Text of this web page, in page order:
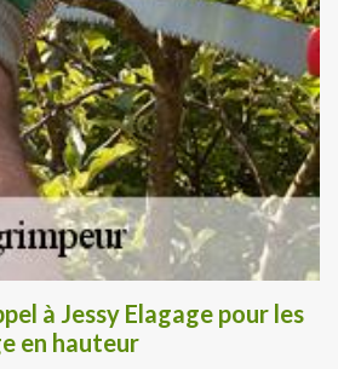
à Jessy Elagage pour les
en hauteur